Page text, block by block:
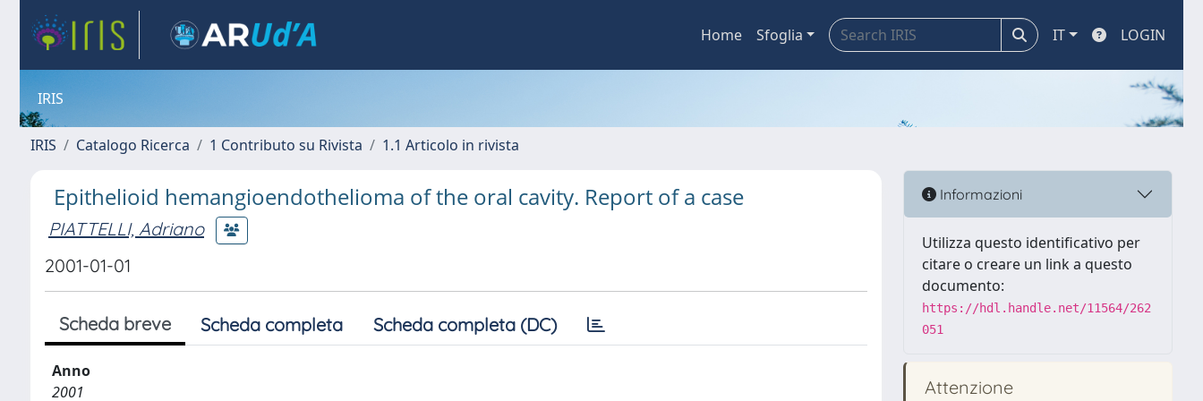
Home Sfoglia IT LOGIN
IRIS
IRIS Catalogo Ricerca 1 Contributo su Rivista 1.1 Articolo in rivista
Epithelioid hemangioendothelioma of the oral cavity. Report of a case
PIATTELLI, Adriano
2001-01-01
Scheda breve Scheda completa Scheda completa (DC)
Anno
2001
Informazioni
Utilizza questo identificativo per
citare o creare un link a questo
documento:
https://hdl.handle.net/11564/262
051
Attenzione